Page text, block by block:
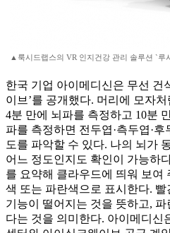
▲룩시드랩스의 VR 인지건강 관리 솔루션 `루
한국 기업 아이메디신은 무선 건
이브’를 공개했다. 머리에 모자
4분 만에 뇌파를 측정하고 10분
파를 측정하면 전두엽·측두엽·
도를 파악할 수 있다. 나의 뇌가
어느 정도인지도 확인이 가능하
를 요약해 클라우드에 띄워 보여
색 또는 파란색으로 표시한다.
기능이 떨어지는 것을 뜻하고,
다는 것을 의미한다. 아이메디신